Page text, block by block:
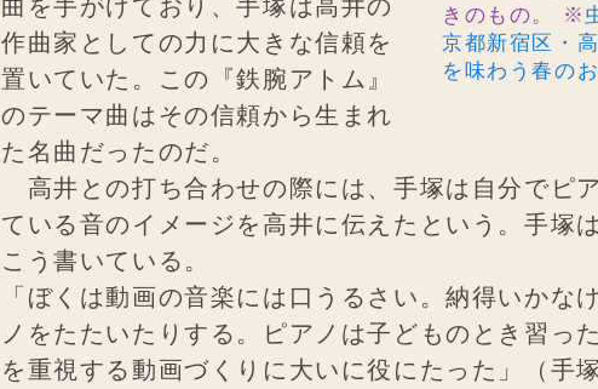
きのもの。 ※
京都新宿区・
を味わう春の
曲を手がけており、手塚は高井の
作曲家としての力に大きな信頼を
置いていた。この『鉄腕アトム』
のテーマ曲はその信頼から生まれ
た名曲だったのだ。
高井との打ち合わせの際には、手塚は自分でピ
ている音のイメージを高井に伝えたという。手塚
こう書いている。
「ぼくは動画の音楽には口うるさい。納得いかな
ノをたたいたりする。ピアノは子どものとき習っ
を重視する動画づくりに大いに役にたった」（手